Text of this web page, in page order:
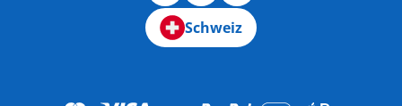
Schweiz